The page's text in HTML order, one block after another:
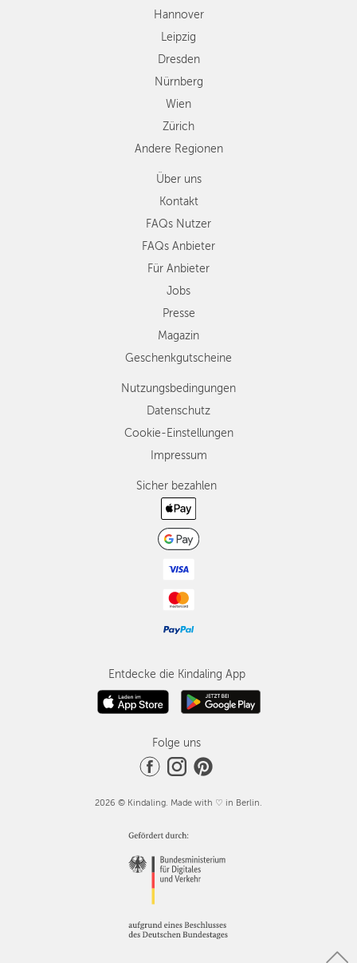
Andere
RegionenHannover
Leipzig
Dresden
Nürnberg
Wien
Zürich
Andere Regionen
Über uns
Kontakt
FAQs Nutzer
FAQs Anbieter
Für Anbieter
Jobs
Presse
Magazin
Geschenkgutscheine
Nutzungsbedingungen
Datenschutz
Cookie-Einstellungen
Impressum
Sicher bezahlen
Entdecke die Kindaling App
Folge uns
2026 © Kindaling. Made with ♡ in Berlin.